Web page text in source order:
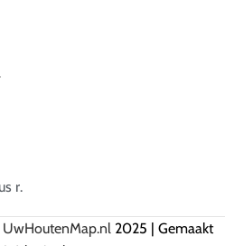
r.
UwHoutenMap.nl 2025 | Gemaakt